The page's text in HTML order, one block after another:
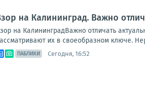
на Калининград. Важно
на КалининградВажно отличать
их в своеобразном ключе.
ПАБЛИКИ Сегодня, 16:52